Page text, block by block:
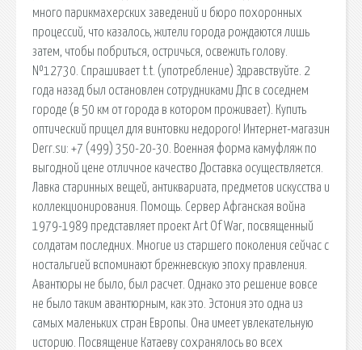
много парикмахерских заведений и бюро похоронных
процессий, что казалось, жители города рождаются лишь
затем, чтобы побриться, остричься, освежить голову.
№12730. Спрашивает t.t. (употребление) Здравствуйте. 2
года назад был остановлен сотрудниками Дпс в соседнем
городе (в 50 км от города в котором проживает). Купить
оптический прицел для винтовки недорого! Интернет-магазин
Derr.su: +7 (499) 350-20-30. Военная форма камуфляж по
выгодной цене отличное качество Доставка осуществляется.
Лавка старинных вещей, антиквариата, предметов искусства и
коллекционирования. Помощь. Сервер Афганская война
1979-1989 представляет проект Art Of War, посвященный
солдатам последних. Многие из старшего поколения сейчас с
ностальгией вспоминают брежневскую эпоху правления.
Авантюры не было, был расчет. Однако это решение вовсе
не было таким авантюрным, как это. Эстония это одна из
самых маленьких стран Европы. Она имеет увлекательную
историю. Посвящение Катаеву сохранялось во всех